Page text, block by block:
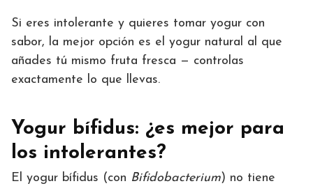
Si eres intolerante y quieres tomar yogur con
sabor, la mejor opción es el yogur natural al que
añades tú mismo fruta fresca — controlas
exactamente lo que llevas.
Yogur bífidus: ¿es mejor para
los intolerantes?
El yogur bífidus (con Bifidobacterium) no tiene